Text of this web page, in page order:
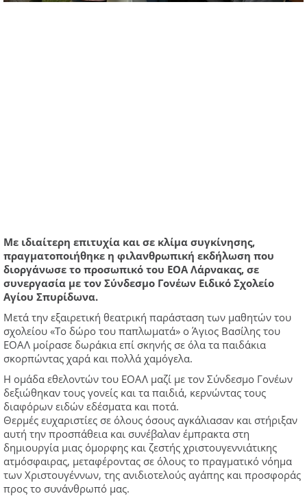
Με ιδιαίτερη επιτυχία και σε κλίμα συγκίνησης,
πραγματοποιήθηκε η φιλανθρωπική εκδήλωση που
διοργάνωσε το προσωπικό του ΕΟΑ Λάρνακας, σε
συνεργασία με τον Σύνδεσμο Γονέων Ειδικό Σχολείο
Αγίου Σπυρίδωνα.
Μετά την εξαιρετική θεατρική παράσταση των μαθητών του
σχολείου «Το δώρο του παπλωματά» ο Άγιος Βασίλης του
ΕΟΑΛ μοίρασε δωράκια επί σκηνής σε όλα τα παιδάκια
σκορπώντας χαρά και πολλά χαμόγελα.
Η ομάδα εθελοντών του ΕΟΑΛ μαζί με τον Σύνδεσμο Γονέων
δεξιώθηκαν τους γονείς και τα παιδιά, κερνώντας τους
διαφόρων ειδών εδέσματα και ποτά.
Θερμές ευχαριστίες σε όλους όσους αγκάλιασαν και στήριξαν
αυτή την προσπάθεια και συνέβαλαν έμπρακτα στη
δημιουργία μιας όμορφης και ζεστής χριστουγεννιάτικης
ατμόσφαιρας, μεταφέροντας σε όλους το πραγματικό νόημα
των Χριστουγέννων, της ανιδιοτελούς αγάπης και προσφοράς
προς το συνάνθρωπό μας.